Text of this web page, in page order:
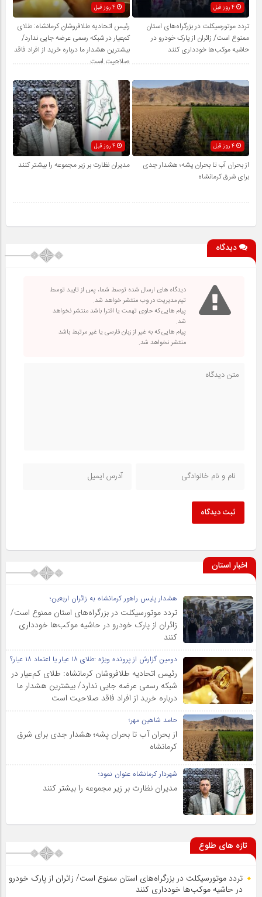
4 روز قبل
تردد موتورسیکلت در بزرگراه‌های استان
ممنوع است/ زائران از پارک خودرو در
حاشیه موکب‌ها خودداری کنند
رئیس اتحادیه طلافروشان کرمانشاه: طلای
کم‌عیار در شبکه رسمی عرضه جایی ندارد/
بیشترین هشدار ما درباره خرید از افراد فاقد
صلاحیت است
4 روز قبل
از بحران آب تا بحران پشه؛ هشدار جدی
برای شرق کرمانشاه
مدیران نظارت بر زیر مجموعه را بیشتر کنند
دیدگاه
دیدگاه های ارسال شده توسط شما، پس از تایید توسط
تیم مدیریت در وب منتشر خواهد شد.
پیام هایی که حاوی تهمت یا افترا باشد منتشر نخواهد
شد.
پیام هایی که به غیر از زبان فارسی یا غیر مرتبط باشد
منتشر نخواهد شد.
ثبت دیدگاه
اخبار استان
هشدار پلیس راهور کرمانشاه به زائران اربعین؛
تردد موتورسیکلت در بزرگراه‌های استان ممنوع است/
زائران از پارک خودرو در حاشیه موکب‌ها خودداری
کنند
دومین گزارش از پرونده ویژه :طلای ۱۸ عیار یا اعتماد ۱۸ عیار؟
رئیس اتحادیه طلافروشان کرمانشاه: طلای کم‌عیار در
شبکه رسمی عرضه جایی ندارد/ بیشترین هشدار ما
درباره خرید از افراد فاقد صلاحیت است
حامد شاهین مهر؛
از بحران آب تا بحران پشه؛ هشدار جدی برای شرق
کرمانشاه
شهردار کرمانشاه عنوان نمود؛
مدیران نظارت بر زیر مجموعه را بیشتر کنند
تازه های طلوع
تردد موتورسیکلت در بزرگراه‌های استان ممنوع است/ زائران از پارک خودرو
در حاشیه موکب‌ها خودداری کنند